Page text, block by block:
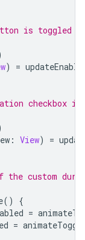
is toggled
) =
checkbox is
: View) =
custom
()
{
=
=